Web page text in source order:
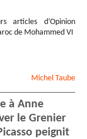
articles d’Opinion
de Mohammed VI
Michel Taube
à Anne
le Grenier
peignit